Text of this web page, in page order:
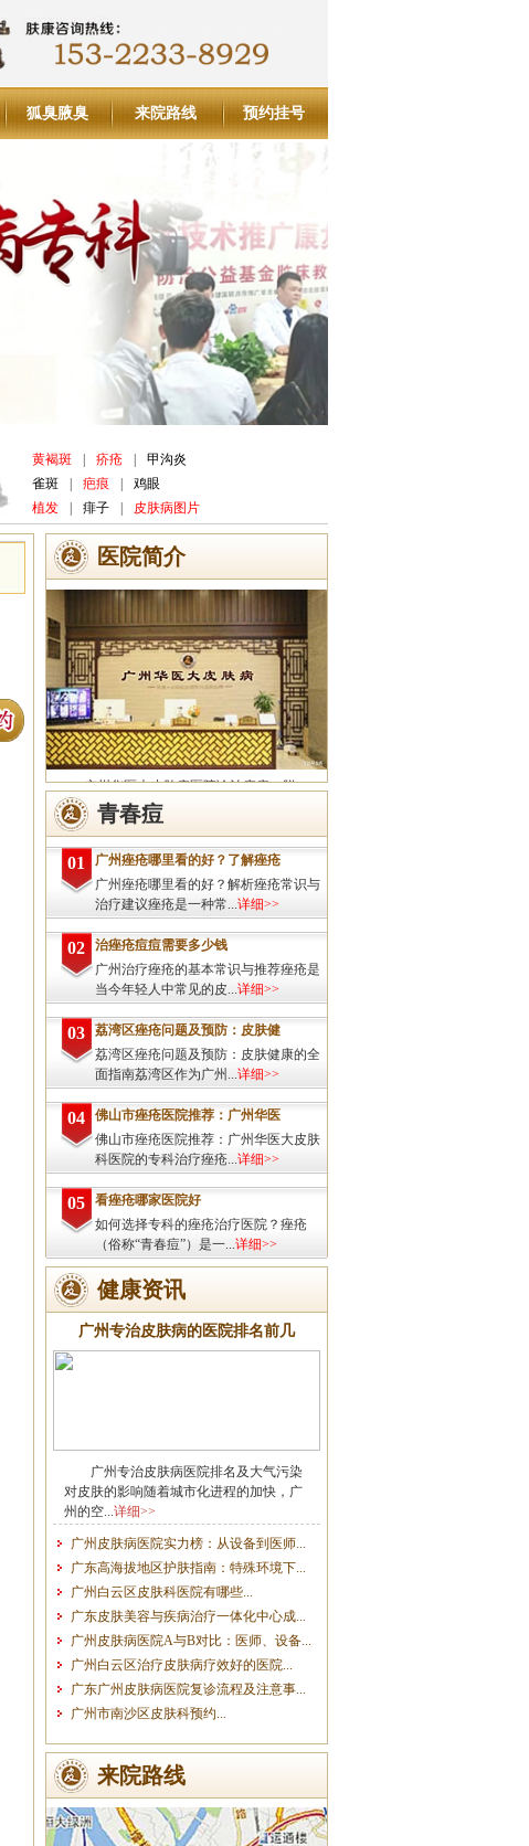
狐臭腋臭 来院路线 预约挂号
黄褐斑 疥疮
甲沟炎
雀斑
疤痕
鸡眼
植发
痱子 皮肤病图片
医院简介
广州华医大皮肤病医院诊治痤疮、脱
发、灰指甲、荨麻疹、湿疹、皮炎、斑秃、
皮肤过敏、扁平疣、带状疱疹、皮肤瘙痒、
皮肤过敏等皮肤疾病的治疗方面...详细>>
青春痘
01
广州痤疮哪里看的好？了解痤疮
广州痤疮哪里看的好？解析痤疮常识与
治疗建议痤疮是一种常...详细>>
02
治痤疮痘痘需要多少钱
广州治疗痤疮的基本常识与推荐痤疮是
当今年轻人中常见的皮...详细>>
03
荔湾区痤疮问题及预防：皮肤健
荔湾区痤疮问题及预防：皮肤健康的全
面指南荔湾区作为广州...详细>>
04
佛山市痤疮医院推荐：广州华医
佛山市痤疮医院推荐：广州华医大皮肤
科医院的专科治疗痤疮...详细>>
05
看痤疮哪家医院好
如何选择专科的痤疮治疗医院？痤疮
（俗称“青春痘”）是一...详细>>
健康资讯
广州专治皮肤病的医院排名前几
广州专治皮肤病医院排名及大气污染
对皮肤的影响随着城市化进程的加快，广
州的空...详细>>
广州皮肤病医院实力榜：从设备到医师...
广东高海拔地区护肤指南：特殊环境下...
广州白云区皮肤科医院有哪些...
广东皮肤美容与疾病治疗一体化中心成...
广州皮肤病医院A与B对比：医师、设备...
广州白云区治疗皮肤病疗效好的医院...
广东广州皮肤病医院复诊流程及注意事...
广州市南沙区皮肤科预约...
来院路线